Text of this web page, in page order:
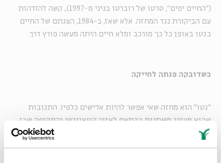
("החיים יפים", סרטו של רוברטו בניני מ-1997), קשה להזדהות
עם הביקורת נגד המחזה. אלא שאז, ב-1984, הצגתם של החיים
בגטו באופן כל כך מורכב ומלא חיים היתה מעשה פורץ דרך.
כשדובקה פנתה לחייקה
"גטו" הוא מחזה שאי אפשר להיות אדישים כלפיו. התגובות
שהוא מעורר משתנות בהתאם לאזור הגיאוגרפי והתקופה שבו
הוא מועלה, אבל הן תמיד שם. בארץ, למשל, פתח המחזה מחדש